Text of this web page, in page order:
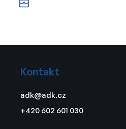
Kontakt
adk@adk.cz
+420 602 601 030